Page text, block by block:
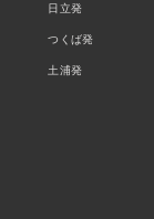
日立発
つくば発
土浦発